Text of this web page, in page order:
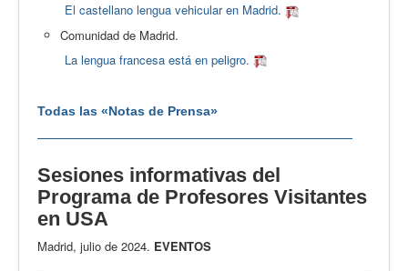
El castellano lengua vehicular en Madrid.
Comunidad de Madrid.
La lengua francesa está en peligro.
Todas las «Notas de Prensa»
Sesiones informativas del
Programa de Profesores Visitantes
en USA
Madrid, julio de 2024. EVENTOS